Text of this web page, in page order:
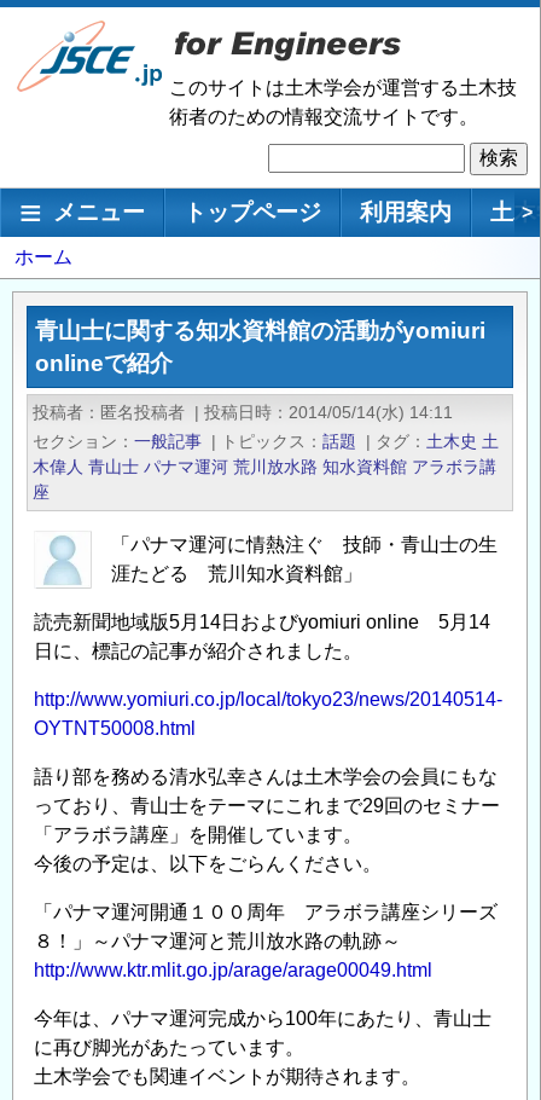
メ
ン
移
このサイトは土木学会が運営する土木技
術者のための情報交流サイトです。
索
メインナビゲーション
メニュー トップページ 利用案内 土 >
パ
ン
く
ず
ホーム
青山士に関する知水資料館の活動がyomiuri
onlineで紹介
投稿者 匿名投稿者 | 投稿日時
2014/05/14(水) 14:11
セクション
一般記事 | トピックス 話題 | タグ 土木史 土
木偉人 青山士 パナマ運河 荒川放水路 知水資料館 アラボラ講
座
「パナマ運河に情熱注ぐ 技師・青山士の生
涯たどる 荒川知水資料館」
読売新聞地域版5月14日およびyomiuri online 5月14
日に、標記の記事が紹介されました。
http://www.yomiuri.co.jp/local/tokyo23/news/20140514-
OYTNT50008.html
語り部を務める清水弘幸さんは土木学会の会員にもな
っており、青山士をテーマにこれまで29回のセミナー
「アラボラ講座」を開催しています。
今後の予定は、以下をごらんください。
「パナマ運河開通１００周年 アラボラ講座シリーズ
８！」～パナマ運河と荒川放水路の軌跡～
http://www.ktr.mlit.go.jp/arage/arage00049.html
今年は、パナマ運河完成から100年にあたり、青山士
に再び脚光があたっています。
土木学会でも関連イベントが期待されます。